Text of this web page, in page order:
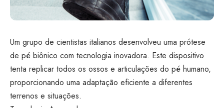
Um grupo de cientistas italianos desenvolveu uma prótese
de pé biônico com tecnologia inovadora. Este dispositivo
tenta replicar todos os ossos e articulações do pé humano,
proporcionando uma adaptação eficiente a diferentes
terrenos e situações.